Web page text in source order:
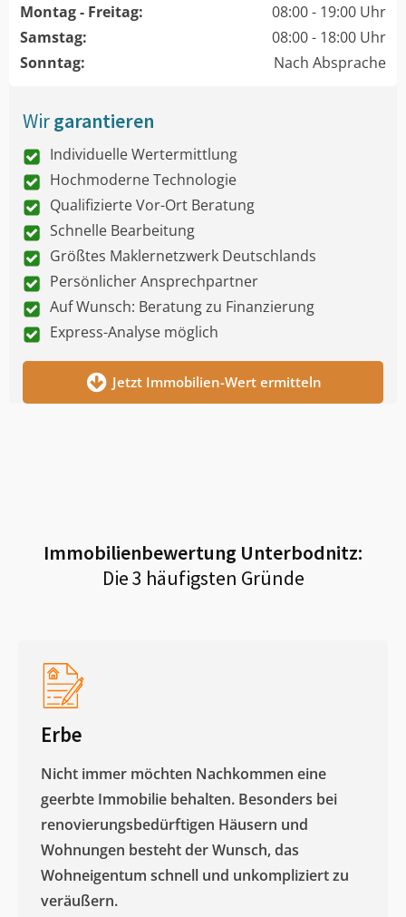
Montag - Freitag:
08:00 - 19:00 Uhr
Samstag:
08:00 - 18:00 Uhr
Sonntag:
Nach Absprache
Wirgarantieren
Individuelle Wertermittlung
Hochmoderne Technologie
Qualifizierte Vor-Ort Beratung
Schnelle Bearbeitung
Größtes Maklernetzwerk Deutschlands
Persönlicher Ansprechpartner
Auf Wunsch: Beratung zu Finanzierung
Express-Analyse möglich
Jetzt Immobilien-Wert ermitteln
Immobilienbewertung Unterbodnitz:
Die 3 häufigsten Gründe
Erbe
Nicht immer möchten Nachkommen eine
geerbte Immobilie behalten. Besonders bei
renovierungsbedürftigen Häusern und
Wohnungen besteht der Wunsch, das
Wohneigentum schnell und unkompliziert zu
veräußern. ​